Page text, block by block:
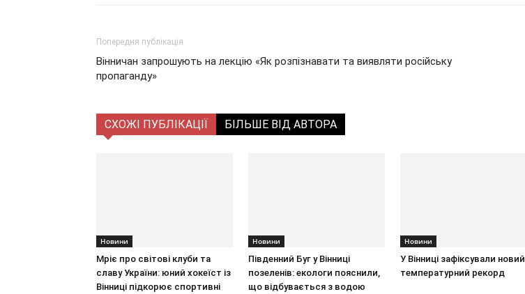
Попередня публікація
Вінничан запрошують на лекцію «Як розпізнавати та виявляти російську
пропаганду»
СХОЖІ ПУБЛІКАЦІЇ БІЛЬШЕ ВІД АВТОРА
Новини
Мріє про світові клуби та
славу України: юний хокеїст із
Вінниці підкорює спортивні
Новини
Південний Буг у Вінниці
позеленів: екологи пояснили,
що відбувається з водою
Новини
У Вінниці зафіксували новий
температурний рекорд